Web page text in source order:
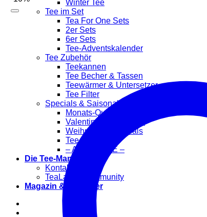
Winter Tee
Tee im Set
Tea For One Sets
2er Sets
6er Sets
Tee-Adventskalender
Tee Zubehör
Teekannen
Tee Becher & Tassen
Teewärmer & Untersetzer
Tee Filter
Specials & Saisonal
Monats-Quartett
Valentinstag-Specials
Weihnachts-Specials
Tee-Kalender
– ANGEBOTE –
Die Tee-Manufaktur
Kontakt
TeaLaVie-Community
Magazin & Ratgeber